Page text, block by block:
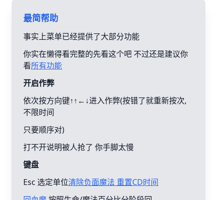
最简帮助
事实上菜单已经提供了大部分功能
你实在懒得看完整的先看这个吧 不过还是建议你
看所有功能
开启作弊
依次按方向键↑↑←↓进入作弊(按错了就重新按次,
不限时间
只要顺序对)
打不开说明被人抢了 你手脚太慢
键盘
Esc 选定单位清除负面魔法 重置CD时间